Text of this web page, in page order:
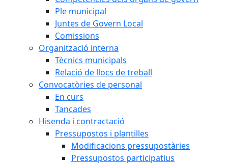
Ple municipal
Juntes de Govern Local
Comissions
Organització interna
Tècnics municipals
Relació de llocs de treball
Convocatòries de personal
En curs
Tancades
Hisenda i contractació
Pressupostos i plantilles
Modificacions pressupostàries
Pressupostos participatius